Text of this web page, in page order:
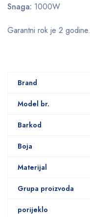
Snaga: 1000W
Garantni rok je 2 godine.
Brand
Model br.
Barkod
Boja
Materijal
Grupa proizvoda
porijeklo